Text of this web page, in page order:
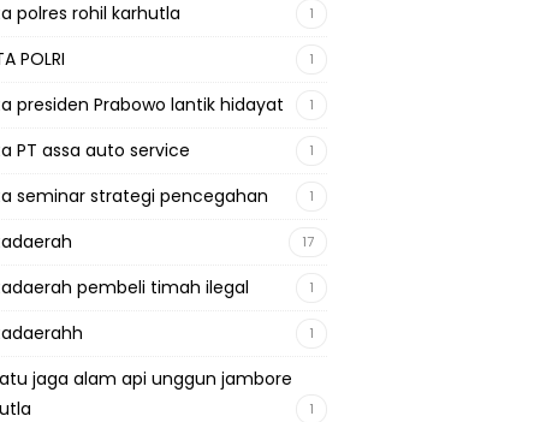
polres rohil karhutla 1
POLRI 1
presiden Prabowo lantik hidayat 1
PT assa auto service 1
seminar strategi pencegahan 1
17
pembeli timah ilegal 1
1
jaga alam api unggun jambore
1